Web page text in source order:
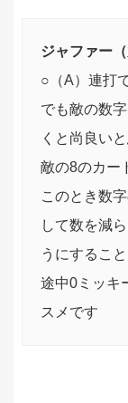
ジャファー
○（A）連打
でも敵の数
くと尚良い
敵の8のカー
このとき数
して数を減
うにするこ
途中0ミッキ
スメです